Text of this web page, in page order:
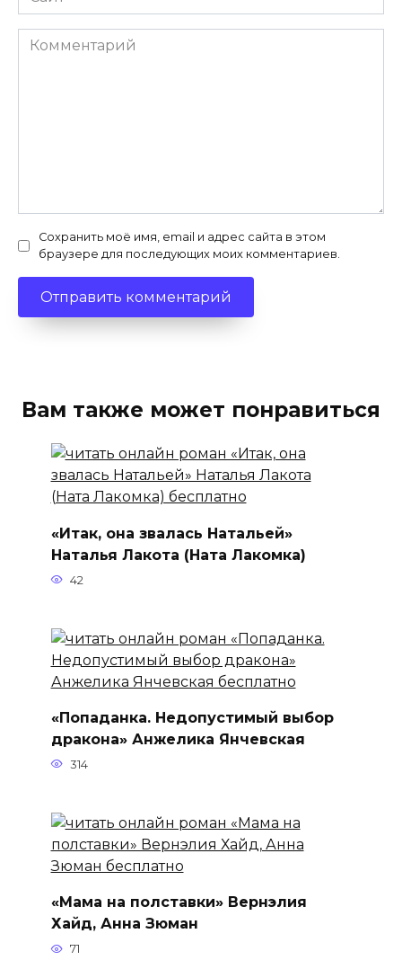
Комментарий
Сохранить моё имя, email и адрес сайта в этом
браузере для последующих моих комментариев.
Вам также может понравиться
«Итак, она звалась Натальей»
Наталья Лакота (Ната Лакомка)
42
«Попаданка. Недопустимый выбор
дракона» Анжелика Янчевская
314
«Мама на полставки» Вернэлия
Хайд, Анна Зюман
71